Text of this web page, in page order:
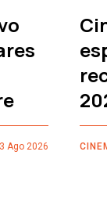
Ago 2026